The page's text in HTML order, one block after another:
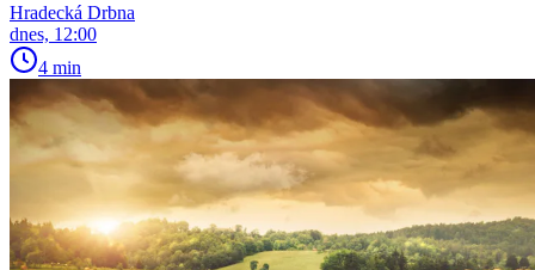
Hradecká Drbna
dnes, 12:00
4 min